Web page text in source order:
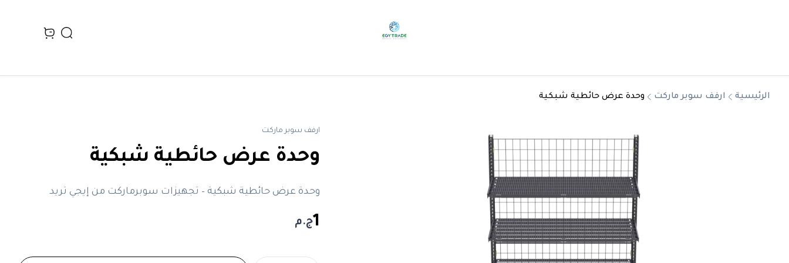
Search
view bag
الرئيسية ارفف سوبر ماركت وحدة عرض حائطية شبكية
ارفف سوبر ماركت
وحدة عرض حائطية شبكية
وحدة عرض حائطية شبكية – تجهيزات سوبرماركت من إيجي تريد
1ج.م